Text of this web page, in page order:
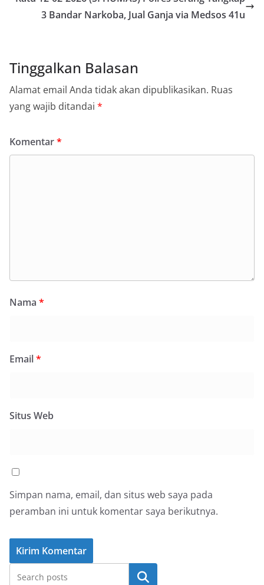
3 Bandar Narkoba, Jual Ganja via Medsos 41u
Tinggalkan Balasan
Alamat email Anda tidak akan dipublikasikan. Ruas
yang wajib ditandai *
Komentar*
Nama *
Email*
Situs Web
Simpan nama, email, dan situs web saya pada
peramban ini untuk komentar saya berikutnya.
Cari